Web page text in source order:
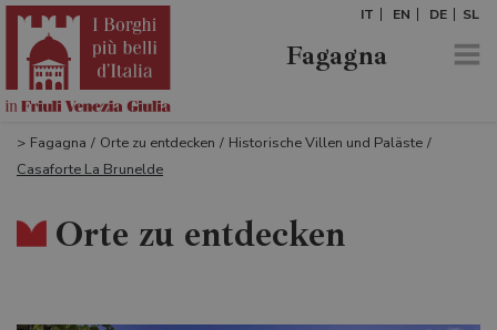
IT EN DE SL
Fagagna
> Fagagna / Orte zu entdecken / Historische Villen und Paläste /
Casaforte La Brunelde
Orte zu entdecken